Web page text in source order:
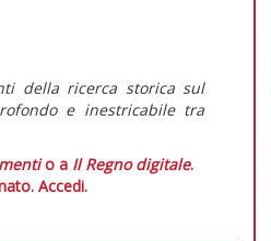
della ricerca storica sul
e inestricabile tra
o a Il Regno digitale.
Accedi.